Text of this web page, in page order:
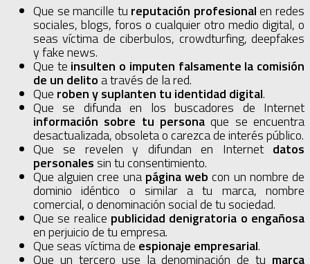
Que se mancille tu reputación profesionalen redes
sociales, blogs, foros o cualquier otro medio digital, o
seas víctima de ciberbulos, crowdturfing, deepfakes
y fake news.
Que te insulten o imputen falsamente la comisión
de un delitoa través de la red.
Que roben y suplanten tu identidad digital.
Que se difunda en los buscadores de Internet
información sobre tu persona que se encuentra
desactualizada, obsoleta o carezca de interés público.
Que se revelen y difundan en Internet datos
personales sin tu consentimiento.
Que alguien cree una página web con un nombre de
dominio idéntico o similar a tu marca, nombre
comercial, o denominación social de tu sociedad.
Que se realice publicidad denigratoria o engañosa
en perjuicio de tu empresa.
Que seas víctima deespionaje empresarial.
Que un tercero use la denominación de tu marca